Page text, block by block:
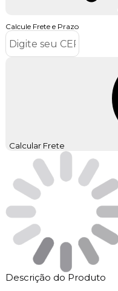
Calcule Frete e Prazo
Calcular Frete
Descrição do Produto